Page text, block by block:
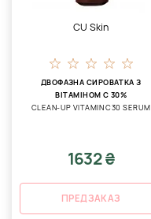
CU Skin
ДВОФАЗНА СИРОВАТКА З
ВІТАМІНОМ С 30%
CLEAN-UP VITAMIN C30 SERUM
1632 ₴
ПРЕДЗАКАЗ